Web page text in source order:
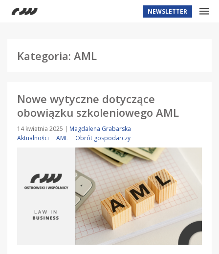
NEWSLETTER
Kategoria: AML
Nowe wytyczne dotyczące
obowiązku szkoleniowego AML
14 kwietnia 2025 | Magdalena Grabarska
Aktualności
AML Obrót gospodarczy